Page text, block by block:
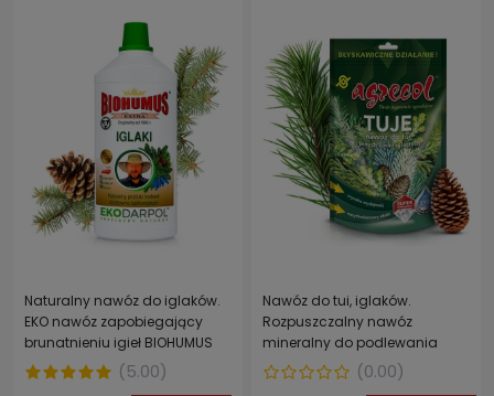
Naturalny nawóz do iglaków.
EKO nawóz zapobiegający
brunatnieniu igieł BIOHUMUS
EXTRA EKODARPOL 1 l
(5.00)
Nawóz do tui, iglaków.
Rozpuszczalny nawóz
mineralny do podlewania
roślin iglastych AGRECOL 350
g
(0.00)